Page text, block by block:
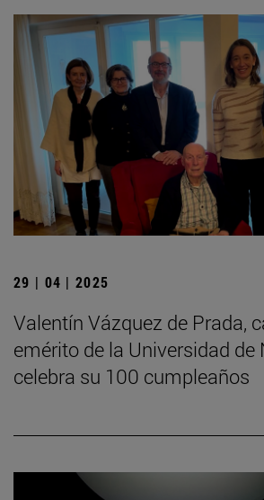
29 | 04 | 2025
Valentín Vázquez de Prada,
emérito de la Universidad de
celebra su 100 cumpleaños